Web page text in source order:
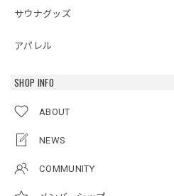
サウナグッズ
アパレル
SHOP INFO
ABOUT
NEWS
COMMUNITY